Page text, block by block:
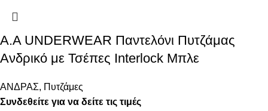
A.A UNDERWEAR Παντελόνι Πυτζάμας
Ανδρικό με Τσέπες Interlock Μπλε
ΑΝΔΡΑΣ, Πυτζάμες
Συνδεθείτε για να δείτε τις τιμές